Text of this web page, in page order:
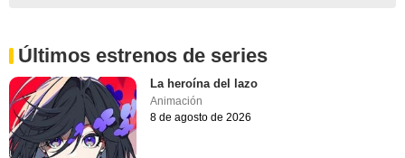
Últimos estrenos de series
La heroína del lazo
Animación
8 de agosto de 2026